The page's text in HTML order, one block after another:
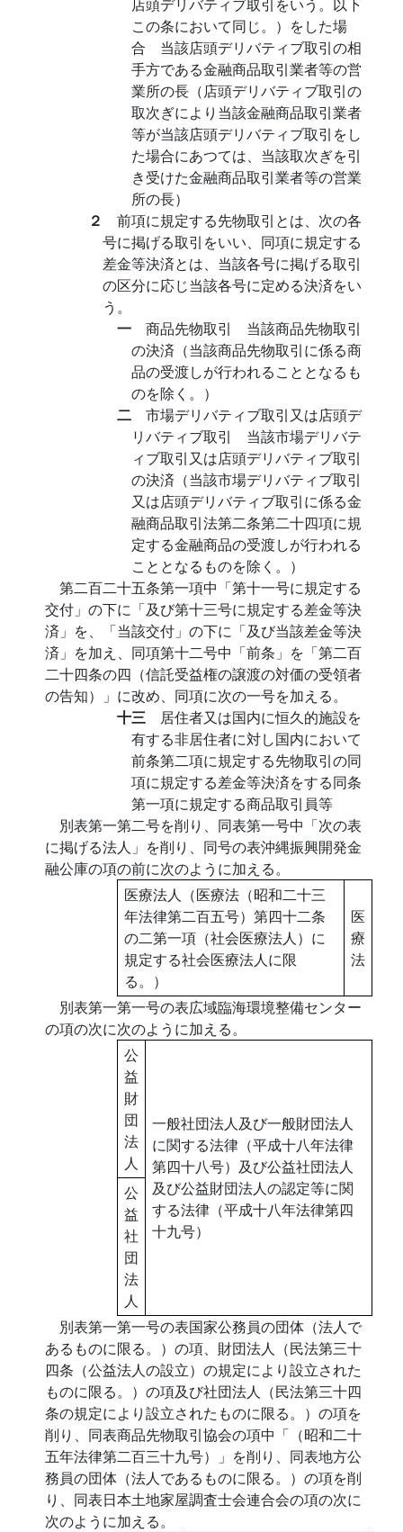
この条において同じ。）をした場
合 当該店頭デリバティブ取引の相
手方である金融商品取引業者等の営
業所の長（店頭デリバティブ取引の
取次ぎにより当該金融商品取引業者
等が当該店頭デリバティブ取引をし
た場合にあつては、当該取次ぎを引
き受けた金融商品取引業者等の営業
所の長）
２ 前項に規定する先物取引とは、次の各
号に掲げる取引をいい、同項に規定する
差金等決済とは、当該各号に掲げる取引
の区分に応じ当該各号に定める決済をい
う。
一 商品先物取引 当該商品先物取引
の決済（当該商品先物取引に係る商
品の受渡しが行われることとなるも
のを除く。）
二 市場デリバティブ取引又は店頭デ
リバティブ取引 当該市場デリバテ
ィブ取引又は店頭デリバティブ取引
の決済（当該市場デリバティブ取引
又は店頭デリバティブ取引に係る金
融商品取引法第二条第二十四項に規
定する金融商品の受渡しが行われる
こととなるものを除く。）
第二百二十五条第一項中「第十一号に規定する
交付」の下に「及び第十三号に規定する差金等決
済」を、「当該交付」の下に「及び当該差金等決
済」を加え、同項第十二号中「前条」を「第二百
二十四条の四（信託受益権の譲渡の対価の受領者
の告知）」に改め、同項に次の一号を加える。
十三 居住者又は国内に恒久的施設を
有する非居住者に対し国内において
前条第二項に規定する先物取引の同
項に規定する差金等決済をする同条
第一項に規定する商品取引員等
別表第一第二号を削り、同表第一号中「次の表
に掲げる法人」を削り、同号の表沖縄振興開発金
融公庫の項の前に次のように加える。
医療法人（医療法（昭和二十三
年法律第二百五号）第四十二条
の二第一項（社会医療法人）に
規定する社会医療法人に限
る。）
医
療
法
別表第一第一号の表広域臨海環境整備センター
の項の次に次のように加える。
公
益
財
団
法
人
一般社団法人及び一般財団法人
に関する法律（平成十八年法律
第四十八号）及び公益社団法人
及び公益財団法人の認定等に関
する法律（平成十八年法律第四
十九号）
公
益
社
団
法
人
別表第一第一号の表国家公務員の団体（法人で
あるものに限る。）の項、財団法人（民法第三十
四条（公益法人の設立）の規定により設立された
ものに限る。）の項及び社団法人（民法第三十四
条の規定により設立されたものに限る。）の項を
削り、同表商品先物取引協会の項中「（昭和二十
五年法律第二百三十九号）」を削り、同表地方公
務員の団体（法人であるものに限る。）の項を削
り、同表日本土地家屋調査士会連合会の項の次に
次のように加える。